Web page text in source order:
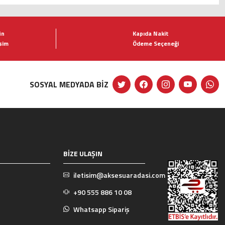
Kapıda Nakit
Ödeme Seçeneği
SOSYAL MEDYADA BİZ
BİZE ULAŞIN
iletisim@aksesuaradasi.com
+90 555 886 10 08
Whatsapp Sipariş